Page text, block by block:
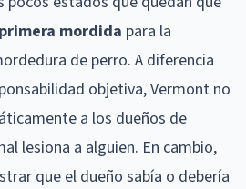
mordida para la
de perro. A diferencia
objetiva, Vermont no
a los dueños de
lesiona a alguien. En cambio,
que el dueño sabía o debería